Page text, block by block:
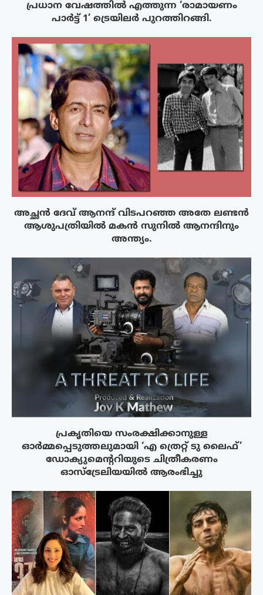
പ്രധാന വേഷത്തിൽ എത്തുന്ന ‘രാമായണം
പാർട്ട് 1’ ട്രെയിലർ പുറത്തിറങ്ങി.
അച്ഛൻ ദേവ് ആനന്ദ് വിടപറഞ്ഞ അതേ ലണ്ടൻ
ആശുപത്രിയിൽ മകൻ സുനിൽ ആനന്ദിനും
അന്ത്യം.
പ്രകൃതിയെ സംരക്ഷിക്കാനുള്ള
ഓർമ്മപ്പെടുത്തലുമായി ‘എ ത്രെറ്റ് ടു ലൈഫ്’
ഡോക്യുമെന്ററിയുടെ ചിത്രീകരണം
ഓസ്‌ട്രേലിയയിൽ ആരംഭിച്ചു